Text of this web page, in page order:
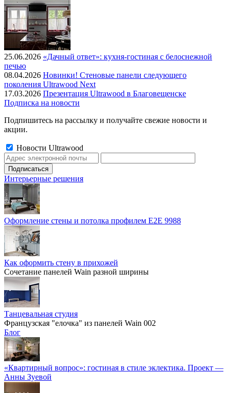
25.06.2026 «Дачный ответ»: кухня-гостиная с белоснежной
печью
08.04.2026 Новинки! Стеновые панели следующего
поколения Ultrawood Next
17.03.2026 Презентация Ultrawood в Благовещенске
Подписка на новости
Подпишитесь на рассылку и получайте свежие новости и
акции.
Новости Ultrawood
Интерьерные решения
Оформление стены и потолка профилем E2E 9988
Как оформить стену в прихожей
Сочетание панелей Wain разной ширины
Танцевальная студия
Французская "елочка" из панелей Wain 002
Блог
«Квартирный вопрос»: гостиная в стиле эклектика. Проект —
Анны Зуевой